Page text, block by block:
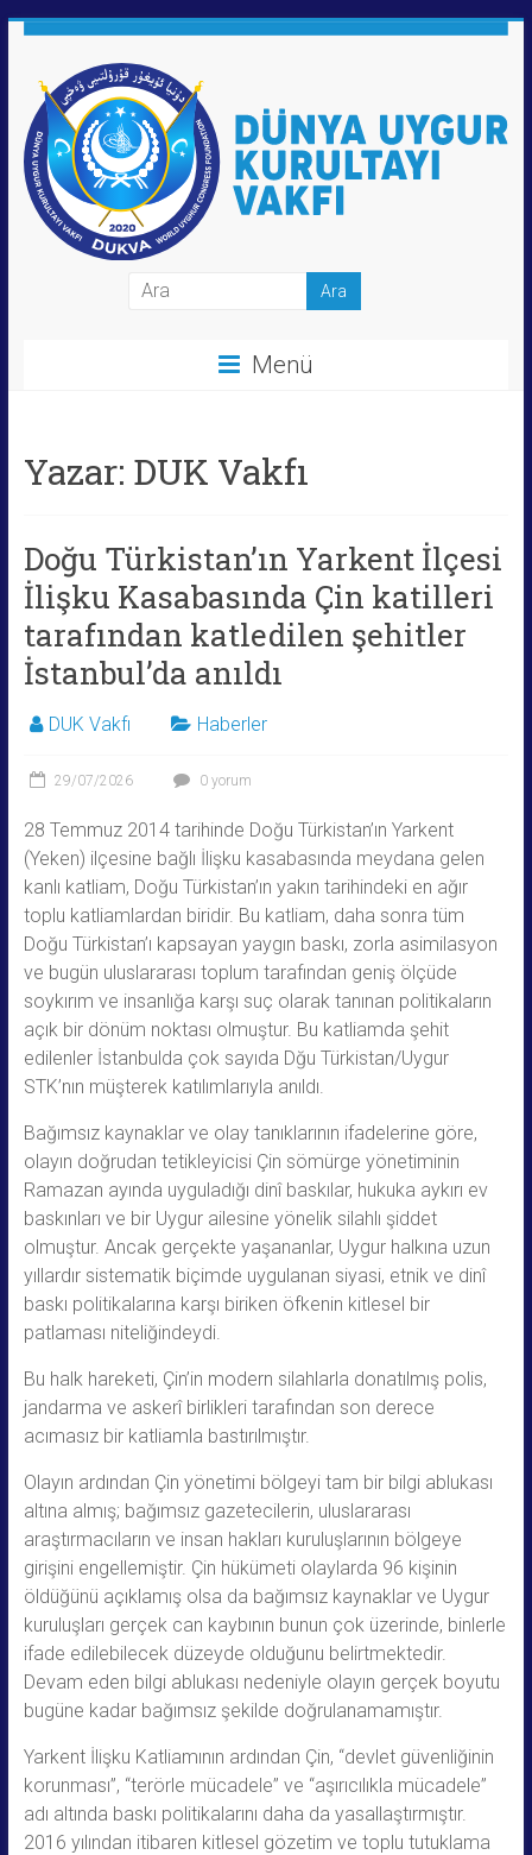
Skip
content
Dünya
Menü
Yazar: DUK Vakfı
Doğu Türkistan’ın Yarkent İlçesi
İlişku Kasabasında Çin katilleri
tarafından katledilen şehitler
İstanbul’da anıldı
DUK Vakfı Haberler
29/07/2026 0 yorum
28 Temmuz 2014 tarihinde Doğu Türkistan’ın Yarkent
(Yeken) ilçesine bağlı İlişku kasabasında meydana gelen
kanlı katliam, Doğu Türkistan’ın yakın tarihindeki en ağır
toplu katliamlardan biridir. Bu katliam, daha sonra tüm
Doğu Türkistan’ı kapsayan yaygın baskı, zorla asimilasyon
ve bugün uluslararası toplum tarafından geniş ölçüde
soykırım ve insanlığa karşı suç olarak tanınan politikaların
açık bir dönüm noktası olmuştur. Bu katliamda şehit
edilenler İstanbulda çok sayıda Dğu Türkistan/Uygur
STK’nın müşterek katılımlarıyla anıldı.
Bağımsız kaynaklar ve olay tanıklarının ifadelerine göre,
olayın doğrudan tetikleyicisi Çin sömürge yönetiminin
Ramazan ayında uyguladığı dinî baskılar, hukuka aykırı ev
baskınları ve bir Uygur ailesine yönelik silahlı şiddet
olmuştur. Ancak gerçekte yaşananlar, Uygur halkına uzun
yıllardır sistematik biçimde uygulanan siyasi, etnik ve dinî
baskı politikalarına karşı biriken öfkenin kitlesel bir
patlaması niteliğindeydi.
Bu halk hareketi, Çin’in modern silahlarla donatılmış polis,
jandarma ve askerî birlikleri tarafından son derece
acımasız bir katliamla bastırılmıştır.
Olayın ardından Çin yönetimi bölgeyi tam bir bilgi ablukası
altına almış; bağımsız gazetecilerin, uluslararası
araştırmacıların ve insan hakları kuruluşlarının bölgeye
girişini engellemiştir. Çin hükümeti olaylarda 96 kişinin
öldüğünü açıklamış olsa da bağımsız kaynaklar ve Uygur
kuruluşları gerçek can kaybının bunun çok üzerinde, binlerle
ifade edilebilecek düzeyde olduğunu belirtmektedir.
Devam eden bilgi ablukası nedeniyle olayın gerçek boyutu
bugüne kadar bağımsız şekilde doğrulanamamıştır.
Yarkent İlişku Katliamının ardından Çin, “devlet güvenliğinin
korunması”, “terörle mücadele” ve “aşırıcılıkla mücadele”
adı altında baskı politikalarını daha da yasallaştırmıştır.
2016 yılından itibaren kitlesel gözetim ve toplu tutuklama